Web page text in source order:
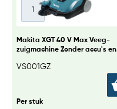
Makita XGT 40 V Max Veeg-
zuigmachine Zonder accu's en
VS001GZ
Per stuk